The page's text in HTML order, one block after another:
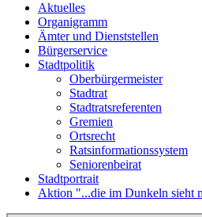
Aktuelles
Organigramm
Ämter und Dienststellen
Bürgerservice
Stadtpolitik
Oberbürgermeister
Stadtrat
Stadtratsreferenten
Gremien
Ortsrecht
Ratsinformationssystem
Seniorenbeirat
Stadtportrait
Aktion "...die im Dunkeln sieht